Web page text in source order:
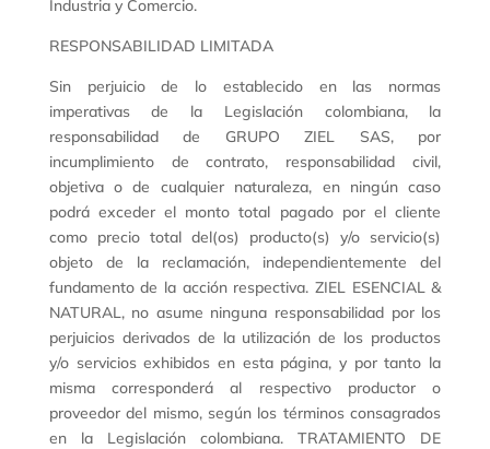
Industria y Comercio.
RESPONSABILIDAD LIMITADA
Sin perjuicio de lo establecido en las normas
imperativas de la Legislación colombiana, la
responsabilidad de GRUPO ZIEL SAS, por
incumplimiento de contrato, responsabilidad civil,
objetiva o de cualquier naturaleza, en ningún caso
podrá exceder el monto total pagado por el cliente
como precio total del(os) producto(s) y/o servicio(s)
objeto de la reclamación, independientemente del
fundamento de la acción respectiva. ZIEL ESENCIAL &
NATURAL, no asume ninguna responsabilidad por los
perjuicios derivados de la utilización de los productos
y/o servicios exhibidos en esta página, y por tanto la
misma corresponderá al respectivo productor o
proveedor del mismo, según los términos consagrados
en la Legislación colombiana. TRATAMIENTO DE